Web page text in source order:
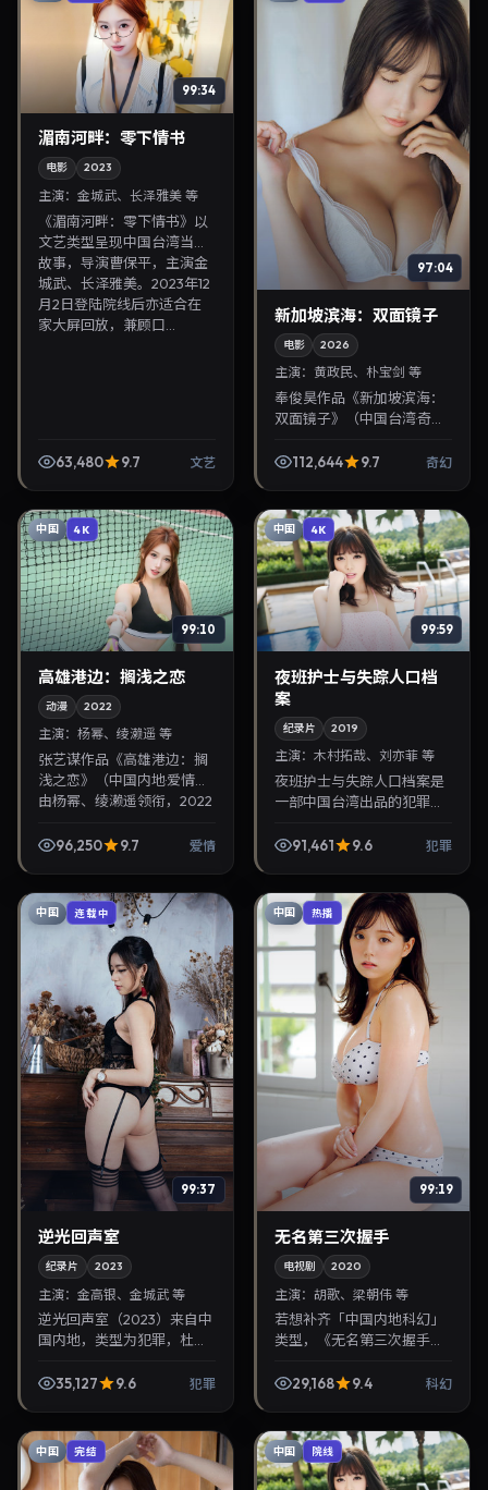
99:34
湄南河畔：零下情书
电影 2023
主演： 金城武、长泽雅美 等
《湄南河畔：零下情书》以
文艺类型呈现中国台湾当代
故事，导演曹保平，主演金
城武、长泽雅美。2023年12
月2日登陆院线后亦适合在
家大屏回放，兼顾口...
63,480 9.7 文艺
97:04
新加坡滨海：双面镜子
电影 2026
主演：黄政民、朴宝剑 等
奉俊昊作品《新加坡滨海：
双面镜子》（中国台湾·奇
衔，2026年7月20日正式上
112,644 9.7 奇幻
中国 4K
99:10
高雄港边：搁浅之恋
动漫 2022
主演： 杨幂、绫濑遥 等
张艺谋作品《高雄港边：搁
浅之恋》（中国内地·爱情）
由杨幂、绫濑遥领衔，2022
叙事紧凑，人物刻画细腻，
96,250 9.7 爱情
中国 4K
99:59
夜班护士与失踪人口档
案
纪录片 2019
主演：木村拓哉、刘亦菲 等
夜班护士与失踪人口档案是
一部中国台湾出品的犯罪纪
哉、刘亦菲等主演，2019年1
91,461 9.6 犯罪
中国 连载中
99:37
逆光回声室
纪录片 2023
主演： 金高银、金城武 等
逆光回声室（2023）来自中
国内地，类型为犯罪，杜琪
参与演出。2023年11月14日
35,127 9.6 犯罪
中国 热播
99:19
无名第三次握手
电视剧 2020
主演：胡歌、梁朝伟 等
若想补齐「中国内地科幻」
类型，《无名第三次握手》
歌、梁朝伟主演，2020年7
29,168 9.4 科幻
中国 完结 中国 院线